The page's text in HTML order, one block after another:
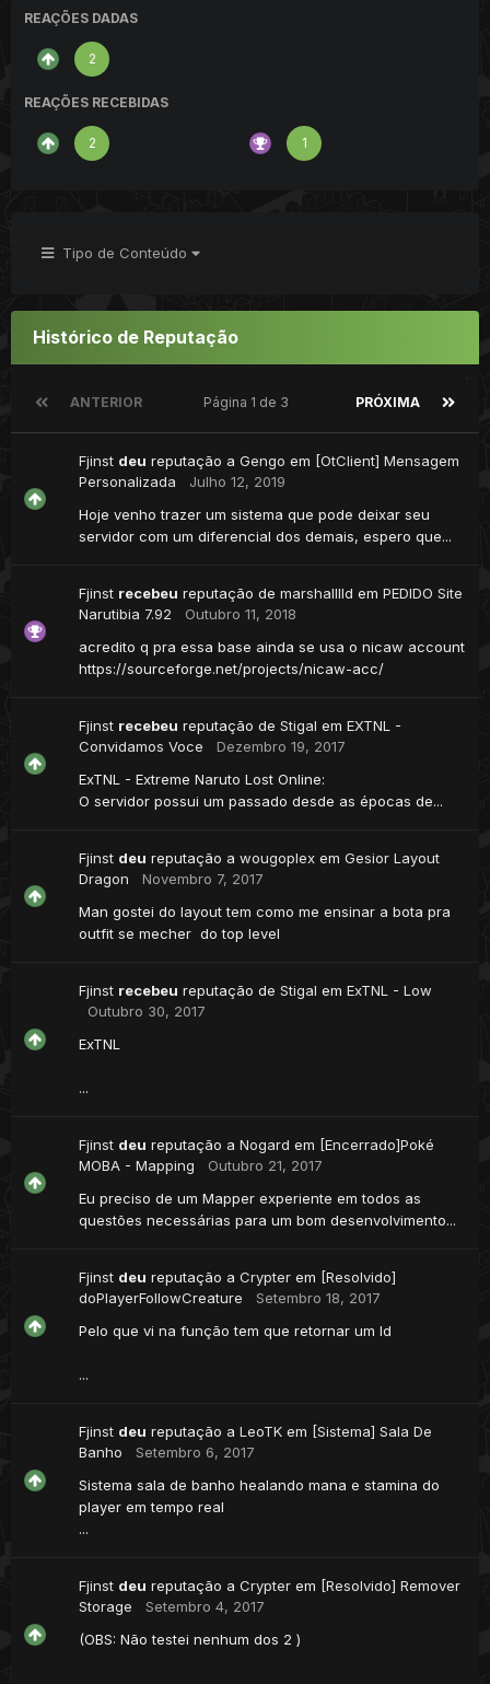
REAÇÕES DADAS
2
REAÇÕES RECEBIDAS
2 1
Tipo de Conteúdo
Histórico de Reputação
ANTERIOR PRÓXIMA
Página 1 de 3
Fjinst deu reputação a Gengo em [OtClient] Mensagem
Personalizada
Julho 12, 2019
Hoje venho trazer um sistema que pode deixar seu
servidor com um diferencial dos demais, espero que...
Fjinst recebeu reputação de marshalllld em PEDIDO Site
Narutibia 7.92
Outubro 11, 2018
acredito q pra essa base ainda se usa o nicaw account
https://sourceforge.net/projects/nicaw-acc/
Fjinst recebeu reputação de Stigal em EXTNL -
Convidamos Voce
Dezembro 19, 2017
ExTNL - Extreme Naruto Lost Online:
O servidor possui um passado desde as épocas de...
Fjinst deu reputação a wougoplex em Gesior Layout
Dragon
Novembro 7, 2017
Man gostei do layout tem como me ensinar a bota pra
outfit se mecher do top level
Fjinst recebeu reputação de Stigal em ExTNL - Low
Outubro 30, 2017
ExTNL
...
Fjinst deu reputação a Nogard em [Encerrado]Poké
MOBA - Mapping
Outubro 21, 2017
Eu preciso de um Mapper experiente em todos as
questões necessárias para um bom desenvolvimento...
Fjinst deu reputação a Crypter em [Resolvido]
doPlayerFollowCreature
Setembro 18, 2017
Pelo que vi na função tem que retornar um Id
...
Fjinst deu reputação a LeoTK em [Sistema] Sala De
Banho
Setembro 6, 2017
Sistema sala de banho healando mana e stamina do
player em tempo real
...
Fjinst deu reputação a Crypter em [Resolvido] Remover
Storage
Setembro 4, 2017
(OBS: Não testei nenhum dos 2 )